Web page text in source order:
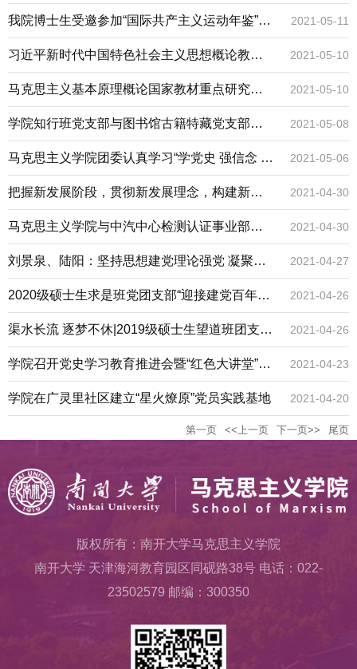
研讨会
我院博士生受邀参加“国际共产主义运动年鉴”编
写工作会议
2021-05-11
习近平新时代中国特色社会主义思想概论教研
室集体备课会举行
2021-05-10
马克思主义基本原理概论国家教材重点研究基
地召开 新时代《马克思主义基本原理概论》教
材建设研讨会
2021-05-10
学院知行班党支部与图书馆古籍特藏党支部开
展 “重温红色记忆，剪纸话长征”主题党日活动
2021-05-08
马克思主义学院团委认真学习“学党史 强信念 跟
党走”主题云团课
2021-05-06
把握新发展阶段，贯彻新发展理念，构建新发
展格局
2021-04-30
马克思主义学院与中汽中心检测认证事业部天
津检验中心开展党建共建
2021-04-30
刘景泉、陆阳：坚持思想建党理论强党 凝聚起
奋进新时代的强大精神力量
2021-04-27
2020级硕士生求是班党团支部“迎接建党百年，
百天讲好百篇党史故事”主题党史学习教育阶段
性成果展示（二）
2021-04-26
渠水长流 逐梦不休|2019级硕士生望道班团支部
主题团课
2021-04-26
学院召开党史学习教育推进会暨“红色大讲堂”专
题报告会
2021-04-23
学院在广灵里社区建立“星火燎原”党员实践基地 2021-04-20
第一页 <<上一页 下一页>> 尾页
版权所有：南开大学马克思主义学院
南开大学 天津海河教育园区同砚路38号 电话：022-
23502579 邮编：300350